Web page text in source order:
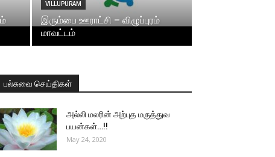
VILLUPURAM
இரும்பை ஊராட்சி – விழுப்புரம்
மாவட்டம்
பல்சுவை செய்திகள்
அல்லி மலரின் அற்புத மருத்துவ
பயன்கள்…!!
May 24, 2020